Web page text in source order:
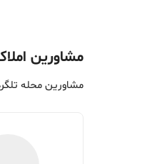
مشاورین
مشاورین محله